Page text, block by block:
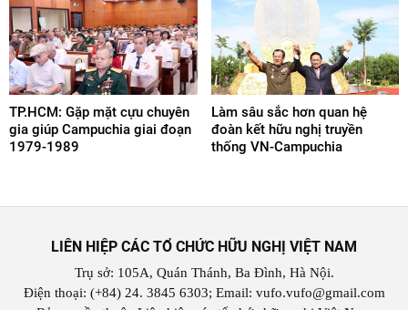
TP.HCM: Gặp mặt cựu chuyên
gia giúp Campuchia giai đoạn
1979-1989
Làm sâu sắc hơn quan hệ
đoàn kết hữu nghị truyền
thống VN-Campuchia
LIÊN HIỆP CÁC TỔ CHỨC HỮU NGHỊ VIỆT NAM
Trụ sở: 105A, Quán Thánh, Ba Đình, Hà Nội.
Điện thoại: (+84) 24. 3845 6303; Email: vufo.vufo@gmail.com